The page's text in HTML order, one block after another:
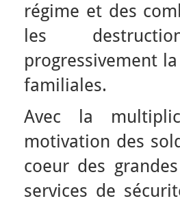
régime et des
les
progressivement
familiales.
Avec la
motivation des
coeur des
services de